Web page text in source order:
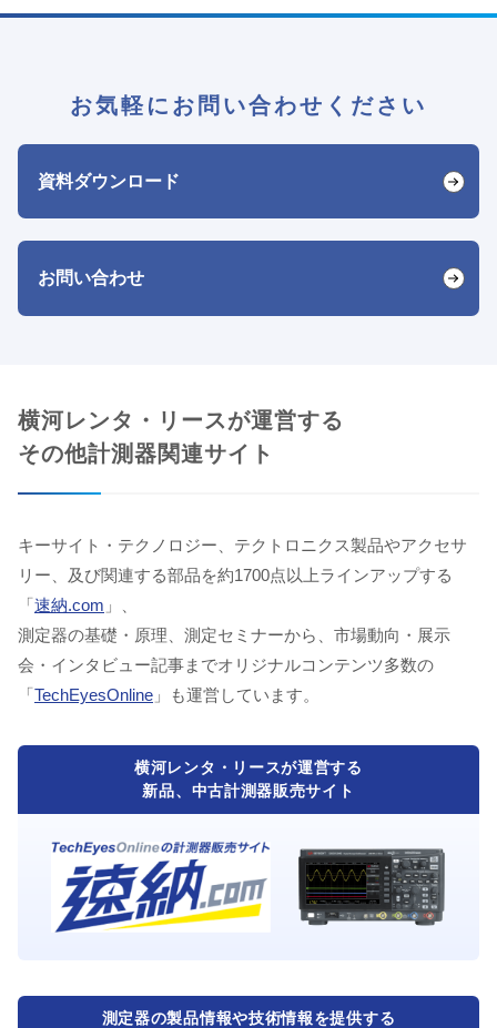
お気軽にお問い合わせください
資料ダウンロード
お問い合わせ
横河レンタ・リースが運営する
その他計測器関連サイト
キーサイト・テクノロジー、テクトロニクス製品やアクセサ
リー、及び関連する部品を約1700点以上ラインアップする
「速納.com 」、
測定器の基礎・原理、測定セミナーから、市場動向・展示
会・インタビュー記事までオリジナルコンテンツ多数の
「TechEyesOnline 」も運営しています。
横河レンタ・リースが運営する
新品、中古計測器販売サイト
測定器の製品情報や技術情報を提供する